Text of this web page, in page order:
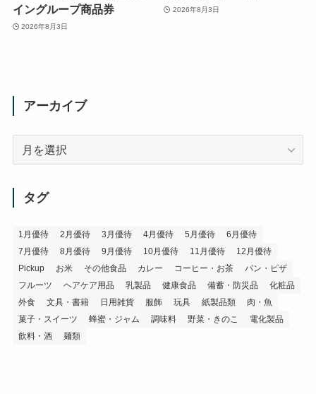
イングループ商品券
2026年8月3日
2026年8月3日
アーカイブ
タグ
1月優待 2月優待 3月優待 4月優待 5月優待
6月優待
7月優待
8月優待 9月優待 10月優待 11月優待
12月優待
Pickup
お米 その他食品 カレー コーヒー・お茶
パン・ピザ
フルーツ
ヘアケア用品 乳製品 健康食品 備蓄・防災品
化粧品
外食
文具・書籍 日用雑貨 服飾 玩具 紙製品類
肉・魚
菓子・スイーツ
蜂蜜・ジャム 調味料 野菜・きのこ
電化製品
飲料・酒
麺類